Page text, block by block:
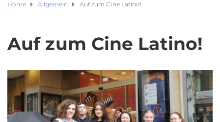
Home Allgemein Auf zum Cine Latino!
Auf zum Cine Latino!